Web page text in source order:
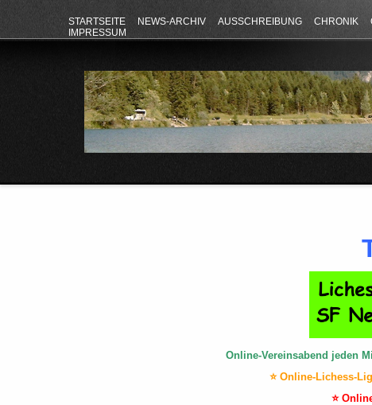
STARTSEITE NEWS-ARCHIV AUSSCHREIBUNG CHRONIK
IMPRESSUM
Online-Vereinsabend jeden
⭐ Online-Lichess-
⭐